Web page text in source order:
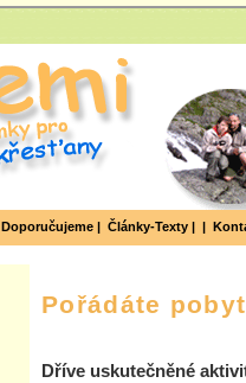
Doporučujeme | Články-Texty | |
Pořádáte
Dříve uskutečněné